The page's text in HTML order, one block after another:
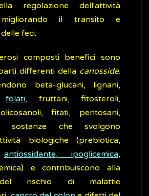
regolazione dell'attività
migliorando il transito e
feci.
composti benefici sono
differenti della cariosside.
beta-glucani, lignani,
folati, fruttani, fitosteroli,
fitati, pentosani,
sostanze che svolgono
biologiche (prebiotica,
antiossidante, ipoglicemica,
e contribuiscono alla
del rischio di malattie